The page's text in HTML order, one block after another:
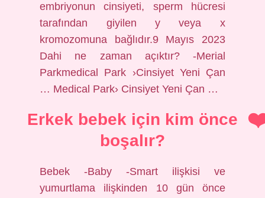
embriyonun cinsiyeti, sperm hücresi
tarafından giyilen y veya x
kromozomuna bağlıdır.9 Mayıs 2023
Dahi ne zaman açıktır? -Merial
Parkmedical Park ›Cinsiyet Yeni Çan
… Medical Park› Cinsiyet Yeni Çan …
Erkek bebek için kim önce
boşalır?
Bebek -Baby -Smart ilişkisi ve
yumurtlama ilişkinden 10 gün önce